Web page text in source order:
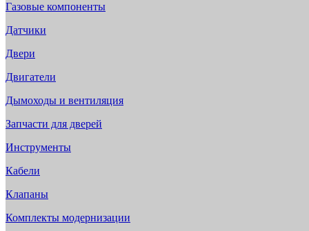
Газовые компоненты
Датчики
Двери
Двигатели
Дымоходы и вентиляция
Запчасти для дверей
Инструменты
Кабели
Клапаны
Комплекты модернизации